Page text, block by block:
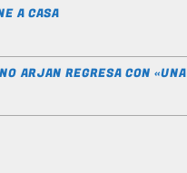
A CASA
ARJAN REGRESA CON